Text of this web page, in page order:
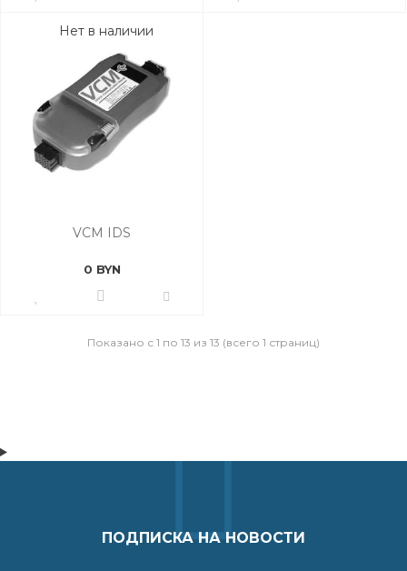
Нет в наличии
VCM IDS
0 BYN
Показано с 1 по 13 из 13 (всего 1 страниц)
ПОДПИСКА НА НОВОСТИ